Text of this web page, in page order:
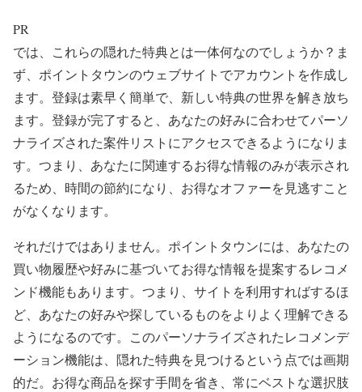
PR
では、これらの隠れた特典とは一体何なのでしょうか？ま
ず、ポイントタウンのウェブサイトでアカウントを作成し
ます。登録は素早く簡単で、新しい特典の世界を解き放ち
ます。登録が完了すると、あなたの好みに合わせてパーソ
ナライズされた案件リストにアクセスできるようになりま
す。つまり、あなたに関連するお得な情報のみが表示され
るため、時間の節約になり、お得なオファーを見逃すこと
がなくなります。
それだけではありません。ポイントタウンには、あなたの
買い物履歴や好みに基づいてお得な情報を提案するレコメ
ンド機能もあります。つまり、サイトを利用すればするほ
ど、あなたの好みや探しているものをよりよく理解できる
ようになるのです。このパーソナライズされたレコメンデ
ーション機能は、隠れた特典を見つけるという点では画期
的だ。お得な商品を探す手間を省き、常にベストな選択肢